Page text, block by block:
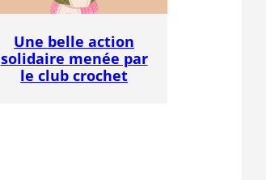
Une belle action
solidaire menée par
le club crochet